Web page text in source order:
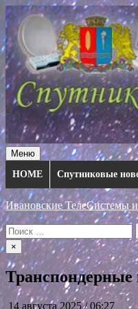
Перейти
к
содержимому
Меню
HOME
Спутниковые
Ивановские ТелеСистемы
Искать:
×
Транспондерные
14 августа 2025 / 06:27